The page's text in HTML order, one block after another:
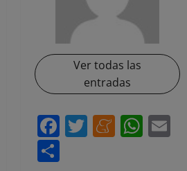
Ver todas las
entradas
Facebook
Twitter